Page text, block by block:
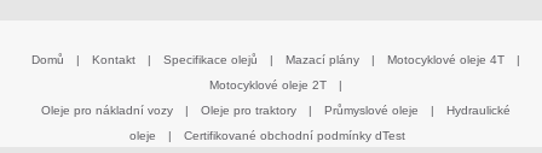
Domů | Kontakt | Specifikace olejů | Mazací plány | Motocyklové oleje 4T
|
Motocyklové oleje 2T
|
Oleje pro nákladní vozy
| Oleje pro traktory | Průmyslové oleje |
Hydraulické
oleje
| Certifikované obchodní podmínky dTest